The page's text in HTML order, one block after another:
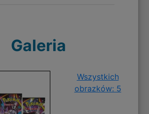
Galeria
Wszystkich
obrazków: 5